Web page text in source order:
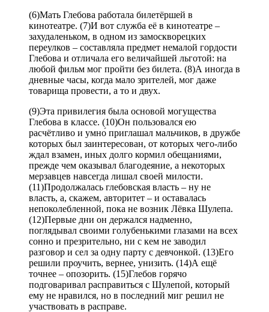
(6)Мать Глебова работала билетёршей в
кинотеатре. (7)И вот служба её в кинотеатре –
захудаленьком, в одном из замоскворецких
переулков – составляла предмет немалой гордости
Глебова и отличала его величайшей льготой: на
любой фильм мог пройти без билета. (8)А иногда в
дневные часы, когда мало зрителей, мог даже
товарища провести, а то и двух.
(9)Эта привилегия была основой могущества
Глебова в классе. (10)Он пользовался ею
расчётливо и умно́ приглашал мальчиков, в дружбе
которых был заинтересован, от которых чего-либо
ждал взамен, иных долго кормил обещаниями,
прежде чем оказывал благодеяние, а некоторых
мерзавцев навсегда лишал своей милости.
(11)Продолжалась глебовская власть – ну не
власть, а, скажем, авторитет – и оставалась
непоколебленной, пока не возник Лёвка Шулепа.
(12)Первые дни он держался надменно,
поглядывал своими голубенькими глазами на всех
сонно и презрительно, ни с кем не заводил
разговор и сел за одну парту с девчонкой. (13)Его
решили проучить, вернее, унизить. (14)А ещё
точнее – опозорить. (15)Глебов горячо
подговаривал расправиться с Шулепой, который
ему не нравился, но в последний миг решил не
участвовать в расправе.